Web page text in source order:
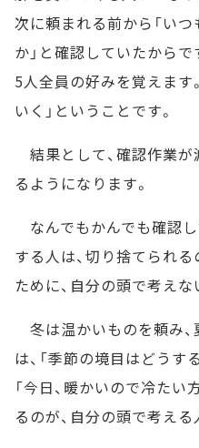
次に頼まれる前から「い
か」と確認していたからで
5人全員の好みを覚えます
いく」ということです。
結果として、確認作業が
るようになります。
なんでもかんでも確認
する人は、切り捨てられ
ために、自分の頭で考えな
冬は温かいものを頼み
は、「季節の境目はどうす
「今日、暖かいので冷たい
るのが、自分の頭で考える